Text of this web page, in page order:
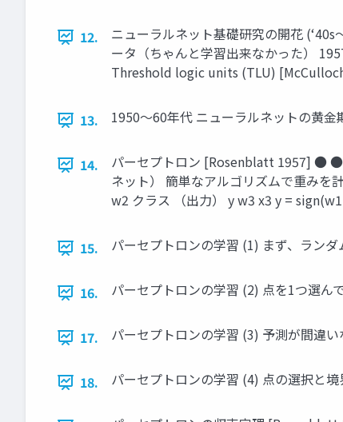
12.
ニューラルネット基礎研究の開花
ータ（ちゃんと学習出来なかった）
Threshold logic units (TLU)
13. 1950〜60年代 ニューラルネットの黄
14.
パーセプトロン [Rosenblatt 1957] ● ●
ネット） 簡単なアルゴリズムで重みを
w2 クラス （出力） y w3 x3 y =
15. パーセプトロンの学習 (1) まず、ラン
16. パーセプトロンの学習 (2) 点を1つ選ん
17. パーセプトロンの学習 (3) 予測が間違
18. パーセプトロンの学習 (4) 点の選択と